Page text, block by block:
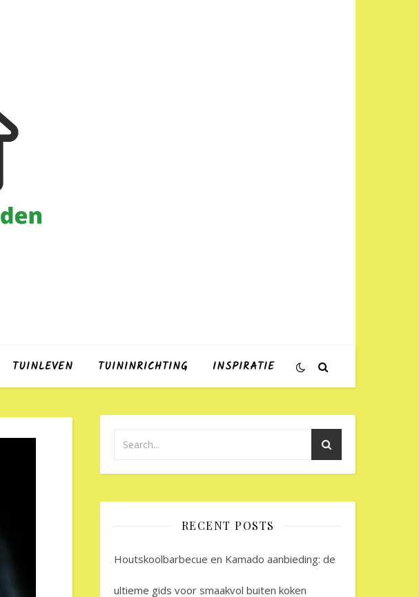
TUINLEVEN TUININRICHTING INSPIRATIE
RECENT POSTS
Houtskoolbarbecue en Kamado aanbieding: de
ultieme gids voor smaakvol buiten koken